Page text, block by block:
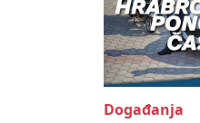
Događanja